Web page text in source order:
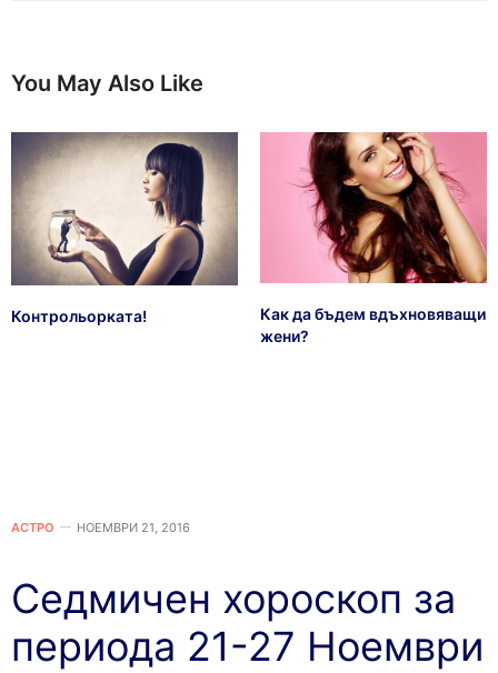
You May Also Like
Контрольорката!
Как да бъдем вдъхновяващи
жени?
АСТРО НОЕМВРИ 21, 2016
Седмичен хороскоп за
периода 21-27 Ноември